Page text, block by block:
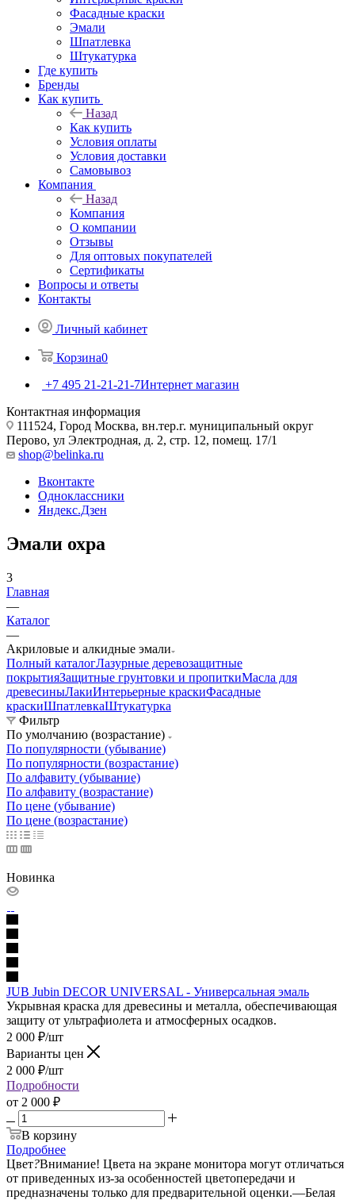
Фасадные краски
Эмали
Шпатлевка
Штукатурка
Где купить
Бренды
Как купить
Назад
Как купить
Условия оплаты
Условия доставки
Самовывоз
Компания
Назад
Компания
О компании
Отзывы
Для оптовых покупателей
Сертификаты
Вопросы и ответы
Контакты
Личный кабинет
Корзина0
+7 495 21-21-21-7Интернет магазин
Контактная информация
111524, Город Москва, вн.тер.г. муниципальный округ
Перово, ул Электродная, д. 2, стр. 12, помещ. 17/1
shop@belinka.ru
Вконтакте
Одноклассники
Яндекс.Дзен
Эмали охра
3
Главная
—
Каталог
—
Акриловые и алкидные эмали
Полный каталогЛазурные деревозащитные
покрытияЗащитные грунтовки и пропиткиМасла для
древесиныЛакиИнтерьерные краскиФасадные
краскиШпатлевкаШтукатурка
Фильтр
По умолчанию (возрастание)
По популярности (убывание)
По популярности (возрастание)
По алфавиту (убывание)
По алфавиту (возрастание)
По цене (убывание)
По цене (возрастание)
Новинка
JUB Jubin DECOR UNIVERSAL - Универсальная эмаль
Укрывная краска для древесины и металла, обеспечивающая
защиту от ультрафиолета и атмосферных осадков.
2 000 ₽/шт
Варианты цен
2 000 ₽/шт
Подробности
от 2 000 ₽
В корзину
Подробнее
Цвет?Внимание! Цвета на экране монитора могут отличаться
от приведенных из-за особенностей цветопередачи и
предназначены только для предварительной оценки.—Белая